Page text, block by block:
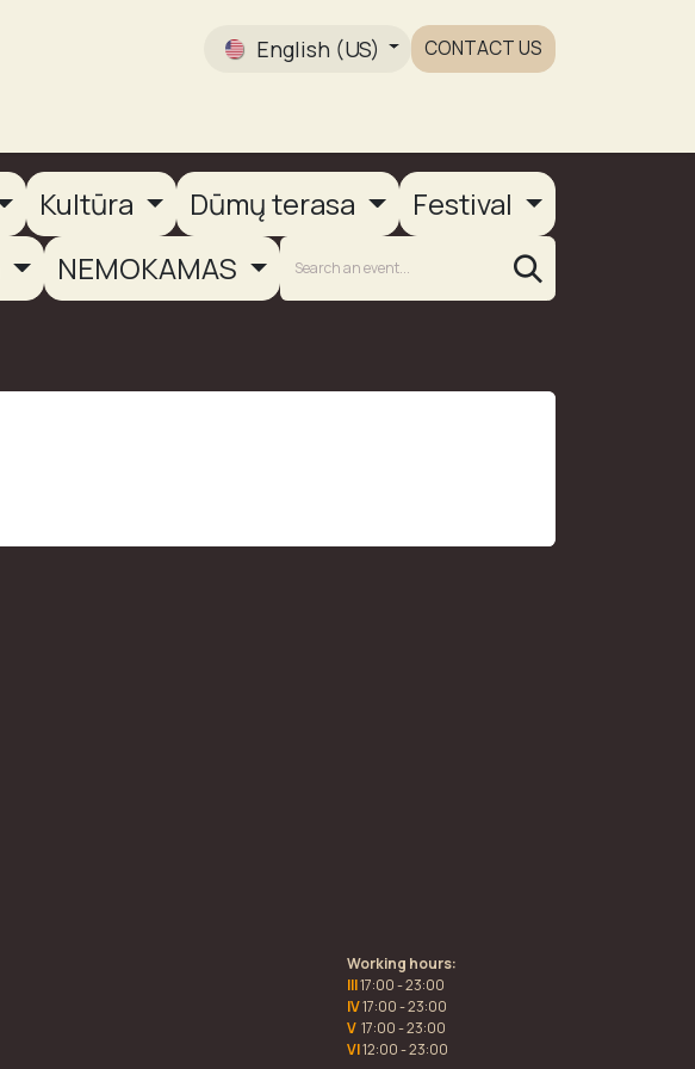
English (US) CONTACT US
Kultūra Dūmų terasa
Festival
NEMOKAMAS
Working hours:
III17:00 - 23:00
IV17:00 - 23:00
V 17:00 - 23:00
VI12:00 - 23:00